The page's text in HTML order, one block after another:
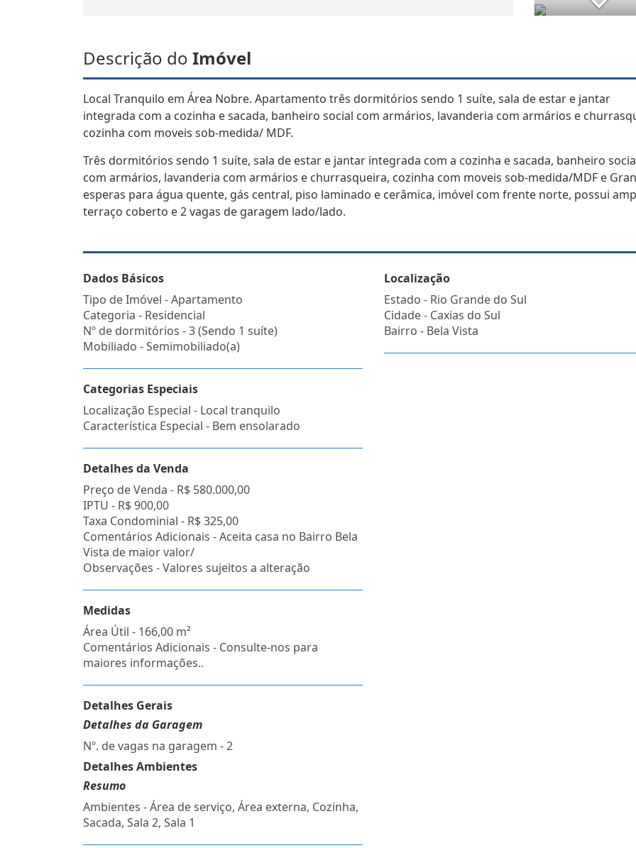
Descrição do Imóvel
Local Tranquilo em Área Nobre. Apartamento três dormitórios sendo 1 suíte, sala de estar e jantar
integrada com a cozinha e sacada, banheiro social com armários, lavanderia com armários e
cozinha com moveis sob-medida/ MDF.
Três dormitórios sendo 1 suíte, sala de estar e jantar integrada com a cozinha e sacada, banheiro
com armários, lavanderia com armários e churrasqueira, cozinha com moveis sob-medida/MDF e
esperas para água quente, gás central, piso laminado e cerâmica, imóvel com frente norte, possui
terraço coberto e 2 vagas de garagem lado/lado.
Dados Básicos
Tipo de Imóvel - Apartamento
Categoria - Residencial
Nº de dormitórios - 3 (Sendo 1 suíte)
Mobiliado - Semimobiliado(a)
Categorias Especiais
Localização Especial - Local tranquilo
Característica Especial - Bem ensolarado
Detalhes da Venda
Preço de Venda - R$ 580.000,00
IPTU - R$ 900,00
Taxa Condominial - R$ 325,00
Comentários Adicionais - Aceita casa no Bairro Bela
Vista de maior valor/
Observações - Valores sujeitos a alteração
Medidas
Área Útil - 166,00 m²
Comentários Adicionais - Consulte-nos para
maiores informações..
Detalhes Gerais
Detalhes da Garagem
Nº. de vagas na garagem - 2
Detalhes Ambientes
Resumo
Ambientes - Área de serviço, Área externa, Cozinha,
Sacada, Sala 2, Sala 1
Localização
Estado - Rio Grande do Sul
Cidade - Caxias do Sul
Bairro - Bela Vista